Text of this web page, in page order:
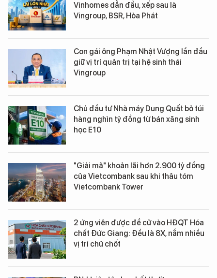
Vinhomes dẫn đầu, xếp sau là
Vingroup, BSR, Hòa Phát
Con gái ông Phạm Nhật Vượng lần đầu
giữ vị trí quản trị tại hệ sinh thái
Vingroup
Chủ đầu tư Nhà máy Dung Quất bỏ túi
hàng nghìn tỷ đồng từ bán xăng sinh
học E10
"Giải mã" khoản lãi hơn 2.900 tỷ đồng
của Vietcombank sau khi thâu tóm
Vietcombank Tower
2 ứng viên được đề cử vào HĐQT Hóa
chất Đức Giang: Đều là 8X, nắm nhiều
vị trí chủ chốt